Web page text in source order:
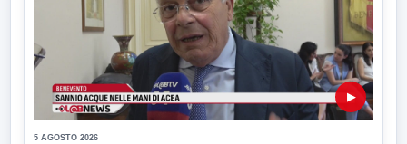
▶
5 AGOSTO 2026